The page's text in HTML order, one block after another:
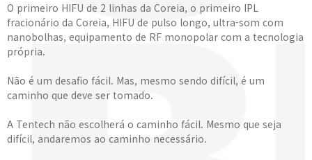
O primeiro HIFU de 2 linhas da Coreia, o primeiro IPL
fracionário da Coreia, HIFU de pulso longo, ultra-som com
nanobolhas, equipamento de RF monopolar com a tecnologia
própria.
Não é um desafio fácil. Mas, mesmo sendo difícil, é um
caminho que deve ser tomado.
A Tentech não escolherá o caminho fácil. Mesmo que seja
difícil, andaremos ao caminho necessário.